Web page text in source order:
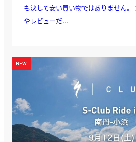
も決して安い買い物ではありません。
やレビューだ...